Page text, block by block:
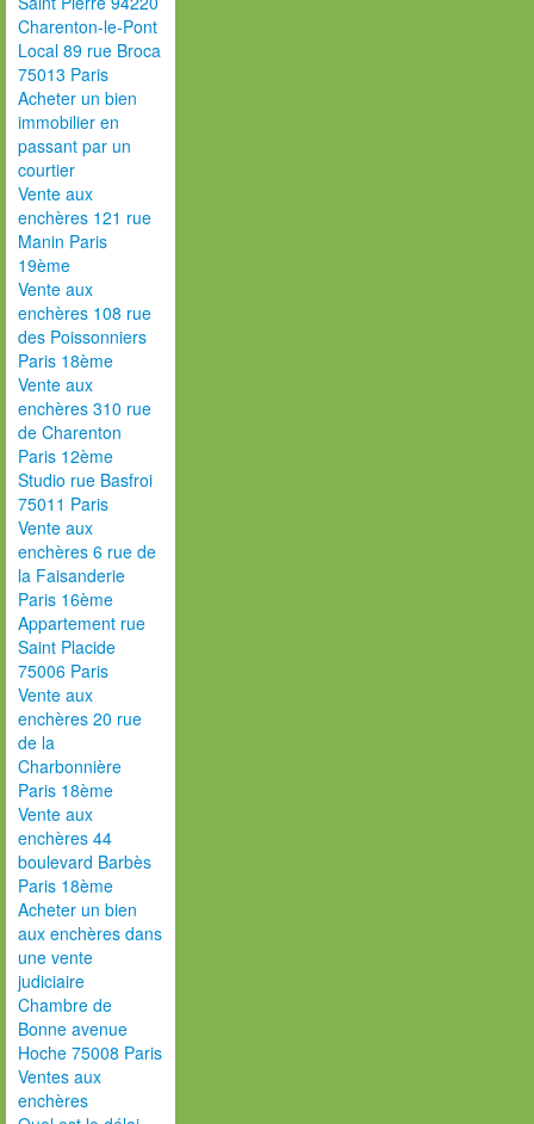
Charenton-le-Pont
Local 89 rue Broca
75013 Paris
Acheter un bien
immobilier en
passant par un
courtier
Vente aux
enchères 121 rue
Manin Paris
19ème
Vente aux
enchères 108 rue
des Poissonniers
Paris 18ème
Vente aux
enchères 310 rue
de Charenton
Paris 12ème
Studio rue Basfroi
75011 Paris
Vente aux
enchères 6 rue de
la Faisanderie
Paris 16ème
Appartement rue
Saint Placide
75006 Paris
Vente aux
enchères 20 rue
de la
Charbonnière
Paris 18ème
Vente aux
enchères 44
boulevard Barbès
Paris 18ème
Acheter un bien
aux enchères dans
une vente
judiciaire
Chambre de
Bonne avenue
Hoche 75008 Paris
Ventes aux
enchères